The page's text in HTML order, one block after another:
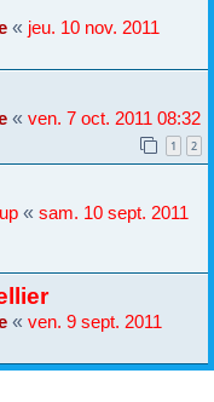
« jeu. 10 nov. 2011
« ven. 7 oct. 2011 08:32
1 2
« sam. 10 sept. 2011
« ven. 9 sept. 2011